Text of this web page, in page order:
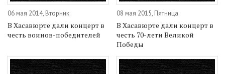
06 мая 2014, Вторник
В Хасавюрте дали концерт в
честь воинов-победителей
08 мая 2015, Пятница
В Хасавюрте дали концерт в
честь 70-лети Великой
Победы